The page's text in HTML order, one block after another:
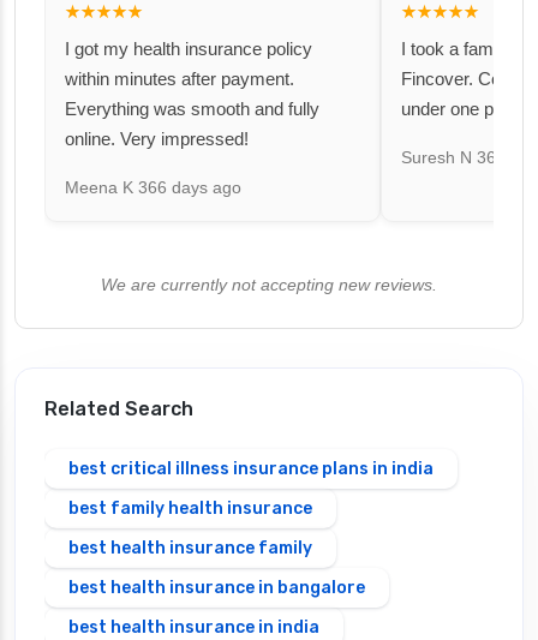
★★★★★
I got my health insurance policy
within minutes after payment.
Everything was smooth and fully
online. Very impressed!
Meena K 366 days ago
★★★★★
I took a family
Fincover.
under one
Suresh N 367
We are currently not accepting new reviews.
Related Search
best critical illness insurance plans in india
best family health insurance
best health insurance family
best health insurance in bangalore
best health insurance in india